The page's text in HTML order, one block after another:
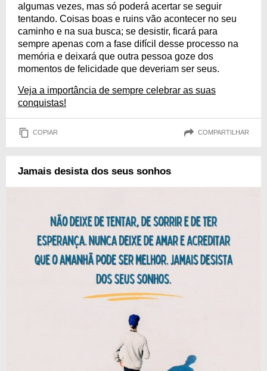
algumas vezes, mas só poderá acertar se seguir
tentando. Coisas boas e ruins vão acontecer no seu
caminho e na sua busca; se desistir, ficará para
sempre apenas com a fase difícil desse processo na
memória e deixará que outra pessoa goze dos
momentos de felicidade que deveriam ser seus.
Veja a importância de sempre celebrar as suas
conquistas!
COPIAR COMPARTILHAR
Jamais desista dos seus sonhos